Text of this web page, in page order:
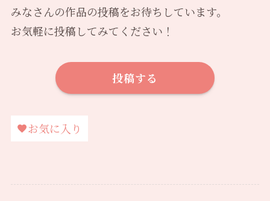
みなさんの作品の投稿をお待ちしています。
お気軽に投稿してみてください！
投稿する
お気に入り